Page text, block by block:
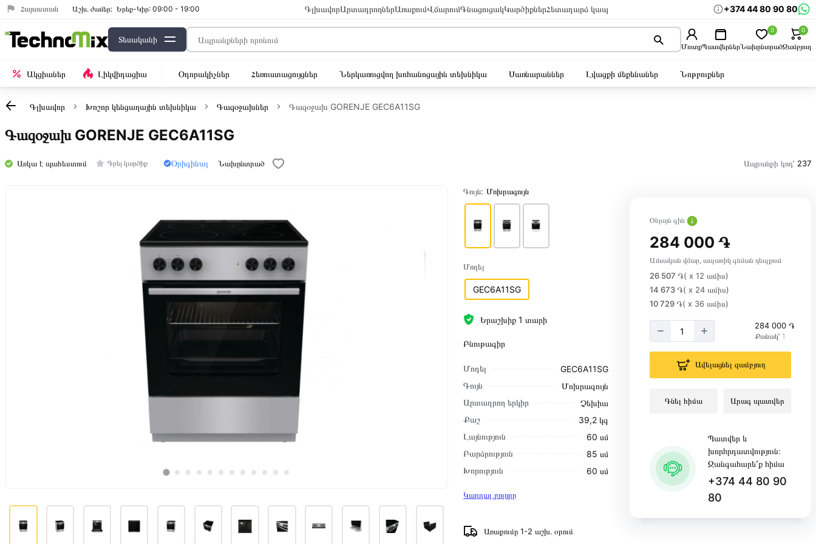
Հայաստան Աշխ․ ժամեր: Երեք-Կիր: 09:00 - 19:00 ԳլխավորԱրտադրողներԱռաքումՎճարումԳնացուցակԿարծիքներՀետադարձ կապ +374 44 80 90 80
Տեսականի
ՄուտքՊատվերներՆախընտրած
0
Զամբյուղ
0
Ակցիաներ Լիկվիդացիա Օդորակիչներ Հեռուստացույցներ Ներկառուցվող խոհանոցային տեխնիկա Սառնարաններ Լվացքի մեքենաներ Նոթբուքներ
Գլխավոր Խոշոր կենցաղային տեխնիկա Գազօջախներ Գազօջախ GORENJE GEC6A11SG
Գազօջախ GORENJE GEC6A11SG
Առկա է պահեստում Գրել կարծիք Օրիգինալ Նախընտրած Ապրանքի կոդ՝ 237
Գույն: Մոխրագույն
Մոդել
GEC6A11SG
Երաշխիք 1 տարի
Բնութագիր
Մոդել
GEC6A11SG
Գույն
Մոխրագույն
Արտադրող երկիր
Չեխիա
Քաշ
39,2 կգ
Լայնություն
60 սմ
Բարձրություն
85 սմ
Խորություն
60 սմ
Կարդալ բոլորը
Առաքումը 1-2 աշխ․ օրում
Օնլայն գին
284 000 ֏
Ամսական վճար, ապառիկ գնման դեպքում
26 507 ֏( x 12 ամիս)
14 673 ֏( x 24 ամիս)
10 729 ֏( x 36 ամիս)
284 000 ֏
Քանակ՝ 1
Ավելացնել զամբյուղ
Գնել հիմա Արագ պատվեր
Պատվեր և
խորհրդատվություն։
Զանգահարե՛ք հիմա
+374 44 80 90
80